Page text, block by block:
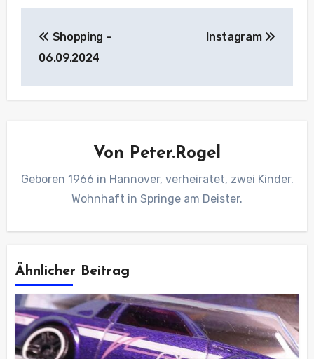
Shopping –
06.09.2024
Instagram
Von Peter.Rogel
Geboren 1966 in Hannover, verheiratet, zwei Kinder.
Wohnhaft in Springe am Deister.
Ähnlicher Beitrag